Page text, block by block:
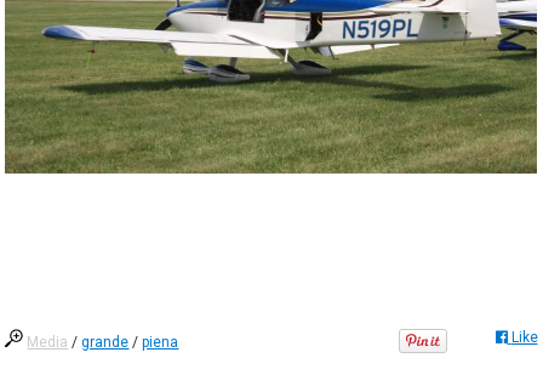
Media /grande /piena Like